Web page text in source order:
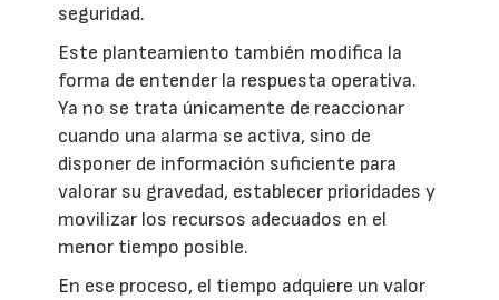
seguridad.
Este planteamiento también modifica la
forma de entender la respuesta operativa.
Ya no se trata únicamente de reaccionar
cuando una alarma se activa, sino de
disponer de información suficiente para
valorar su gravedad, establecer prioridades y
movilizar los recursos adecuados en el
menor tiempo posible.
En ese proceso, el tiempo adquiere un valor